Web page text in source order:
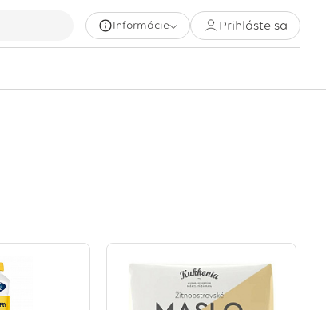
Informácie Prihláste sa